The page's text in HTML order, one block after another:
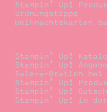
Stampin’ Up!
Ordnungstipps
Weihnachtskarten
Stampin’ Up!
Stampin’ Up!
Sale-a-Bration bei
Stampin’ Up!
Stampin’ Up!
Stampin’ Up! in